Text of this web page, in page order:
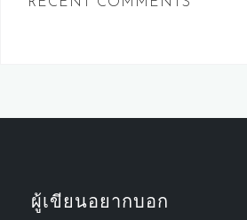
ผู้เขียนอยากบอก